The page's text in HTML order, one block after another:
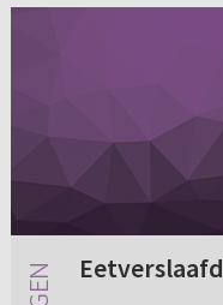
Eetverslaafd